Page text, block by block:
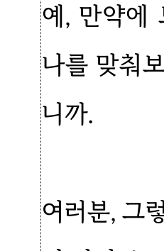
예, 만약에
나를 맞춰
니까.
여러분, 그